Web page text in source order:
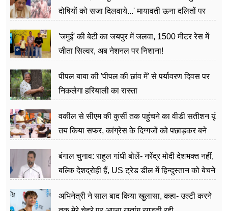
दोषियों को सजा दिलवाये...' मायावती ऊना दलितों पर
'जमुई' की बेटी का जयपुर में जलवा, 1500 मीटर रेस में
जीता सिल्वर, अब नेशनल पर निशाना!
पीपल बाबा की 'पीपल की छांव में' से पर्यावरण दिवस पर
निकलेगा हरियाली का रास्ता
वकील से सीएम की कुर्सी तक पहुंचने का वीडी सतीशन यूं
तय किया सफर, कांग्रेस के दिग्गजों को पछाड़कर बने
बंगाल चुनाव: राहुल गांधी बोलें- नरेंद्र मोदी देशभक्त नहीं,
बल्कि देशद्रोही हैं, US ट्रेड डील में हिन्दुस्तान को बेचने
अभिनेत्री ने साल बाद किया खुलासा, कहा- उल्टी करने